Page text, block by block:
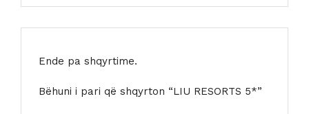
Ende pa shqyrtime.
Bëhuni i pari që shqyrton “LIU RESORTS 5*”